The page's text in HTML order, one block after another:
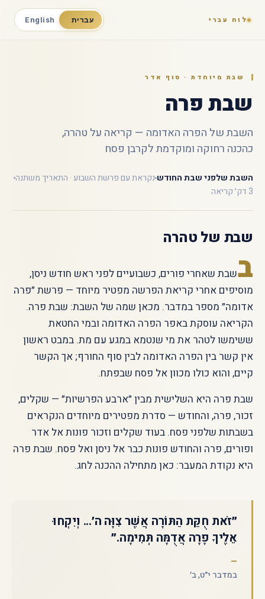
לוח עברי עברית English
שבת מיוחדת · סוף אדר
שבת פרה
השבת של הפרה האדומה — קריאה על טהרה,
כהכנה רחוקה ומוקדמת לקרבן פסח
השבת שלפני שבת החודש נקראת עם פרשת השבוע · התאריך משתנה
3 דק׳ קריאה
שבת של טהרה
בשבת שאחרי פורים, כשבועיים לפני ראש חודש ניסן,
מוסיפים אחרי קריאת הפרשה מפטיר מיוחד — פרשת ״פרה
אדומה״ מספר במדבר. מכאן שמה של השבת: שבת פרה.
הקריאה עוסקת באפר הפרה האדומה ובמי החטאת
ששימשו לטהר את מי שנטמא במגע עם מת. במבט ראשון
אין קשר בין הפרה האדומה לבין סוף החורף; אך הקשר
קיים, והוא כולו מכוון אל פסח שבפתח.
שבת פרה היא השלישית מבין ״ארבע הפרשיות״ — שקלים,
זכור, פרה, והחודש — סדרת מפטירים מיוחדים הנקראים
בשבתות שלפני פסח. בעוד שקלים וזכור פונות אל אדר
ופורים, פרה והחודש פונות כבר אל ניסן ואל פסח. שבת פרה
היא נקודת המעבר: כאן מתחילה ההכנה לחג.
״זֹאת חֻקַּת הַתּוֹרָה אֲשֶׁר צִוָּה ה׳... וְיִקְחוּ
אֵלֶיךָ פָרָה אֲדֻמָּה תְּמִימָה.״
במדבר י״ט, ב׳